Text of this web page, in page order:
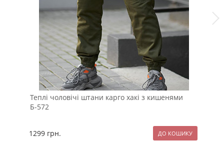
Теплі чоловічі штани карго хакі з кишенями
Б-572
1299 грн.